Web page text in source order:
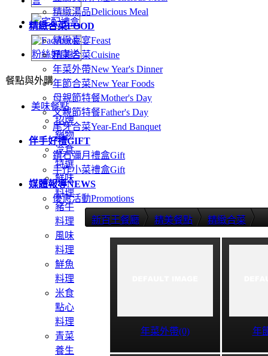
精緻湯品Delicious Meal
精緻合菜FOOD
精緻喜宴Feast
精美合菜Cuisine
年菜外帶New Year's Dinner
年節合菜New Year Foods
母親節特餐Mother's Day
父親節特餐Father's Day
尾牙合菜Year-End Banquet
伴手好禮GIFT
鑽石彌月禮盒Gift
手作小菜禮盒Gift
媒體報導NEWS
優惠活動Promotions
餐點與外購
美味餐點
招牌
鍋物
冷食
特選
鮮味
料理
豬牛
料理
風味
料理
鮮魚
料理
米食
點心
料理
青菜
養生
新百王餐廳 精美餐點 精緻合菜
年菜外帶(0) 年